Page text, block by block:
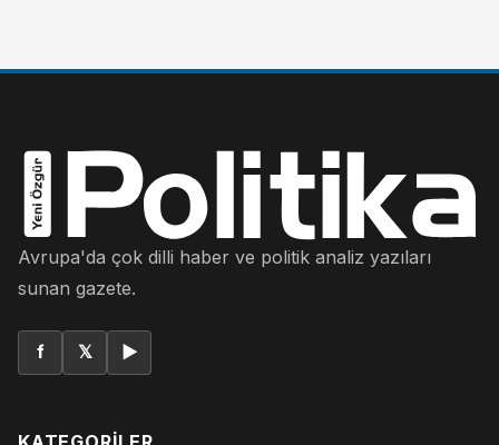
Avrupa'da çok dilli haber ve politik analiz yazıları
sunan gazete.
f 𝕏 ▶